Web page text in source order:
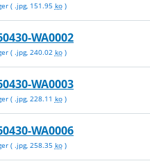
( .jpg, 151.95 ko)
WA0002
( .jpg, 240.02 ko)
WA0003
( .jpg, 228.11 ko)
WA0006
( .jpg, 258.35 ko)